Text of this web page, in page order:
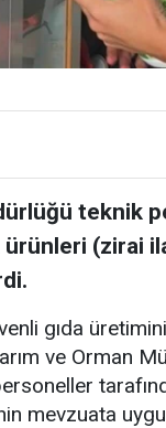
teknik
(zirai
gıda
ve Orman
mevzuata